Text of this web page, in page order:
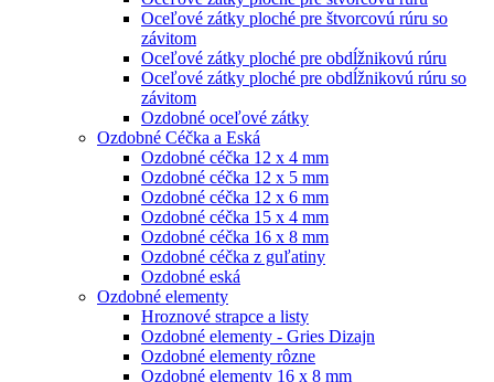
Oceľové zátky ploché pre štvorcovú rúru so
závitom
Oceľové zátky ploché pre obdĺžnikovú rúru
Oceľové zátky ploché pre obdĺžnikovú rúru so
závitom
Ozdobné oceľové zátky
Ozdobné Céčka a Eská
Ozdobné céčka 12 x 4 mm
Ozdobné céčka 12 x 5 mm
Ozdobné céčka 12 x 6 mm
Ozdobné céčka 15 x 4 mm
Ozdobné céčka 16 x 8 mm
Ozdobné céčka z guľatiny
Ozdobné eská
Ozdobné elementy
Hroznové strapce a listy
Ozdobné elementy - Gries Dizajn
Ozdobné elementy rôzne
Ozdobné elementy 16 x 8 mm